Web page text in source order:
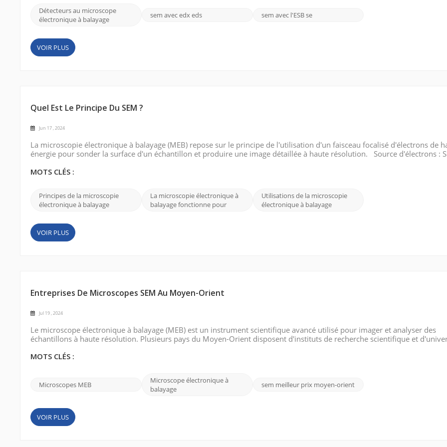
Détecteurs au microscope
électronique à balayage
sem avec edx eds sem avec l'ESB se
VOIR PLUS
Quel Est Le Principe Du SEM ?
Jun 17 , 2024
La microscopie électronique à balayage (MEB) repose sur le principe de l'utilisation d'un faisceau focalisé d'électrons de
énergie pour sonder la surface d'un échantillon et produire une image détaillée à haute résolution. Source d'électrons :
champ, pour produire un ...
MOTS CLÉS :
Principes de la microscopie
électronique à balayage
La microscopie électronique à
balayage fonctionne pour
Utilisations de la microscopie
électronique à balayage
VOIR PLUS
Entreprises De Microscopes SEM Au Moyen-Orient
Jul 19 , 2024
Le microscope électronique à balayage (MEB) est un instrument scientifique avancé utilisé pour imager et analyser des
échantillons à haute résolution. Plusieurs pays du Moyen-Orient disposent d'instituts de recherche scientifique et
recherche et le développe...
MOTS CLÉS :
Microscopes MEB
Microscope électronique à
balayage
sem meilleur prix moyen-orient
VOIR PLUS